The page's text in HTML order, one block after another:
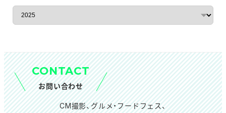
ー
ブ
CONTACT
お問い合わせ
CM撮影、グルメ・フードフェス、